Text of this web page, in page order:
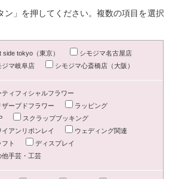
ン」を押してください。複数の項目を選択
side tokyo（東京）
シモジマ名古屋店
ジマ岐阜店
シモジマ心斎橋店（大阪）
ティフィシャルフラワー
ザーブドフラワー
ラッピング
スクラップブッキング
イアンリボンレイ
ウェディング関連
フト
ディスプレイ
他手芸・工芸